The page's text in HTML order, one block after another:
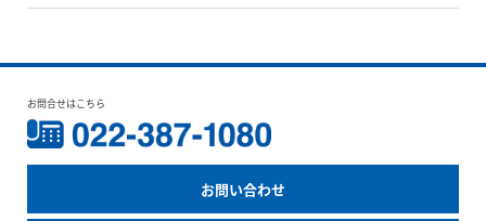
お問合せはこちら
お問い合わせ